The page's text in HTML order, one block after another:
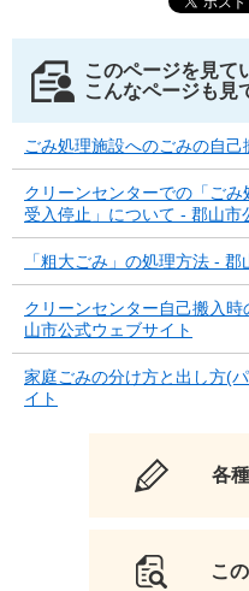
このページを見て
こんなページも見
ごみ処理施設へのごみの自
クリーンセンターでの「ご
受入停止」について - 郡山市
「粗大ごみ」の処理方法 -
クリーンセンター自己搬入
山市公式ウェブサイト
家庭ごみの分け方と出し方(
イト
各
こ